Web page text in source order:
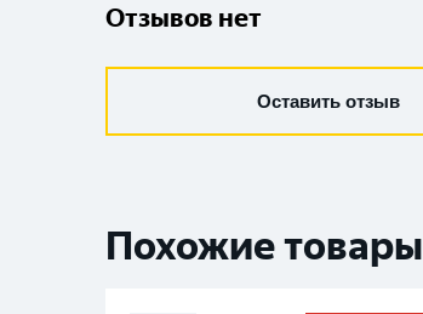
Отзывов нет
Оставить отзыв
Похожие товары